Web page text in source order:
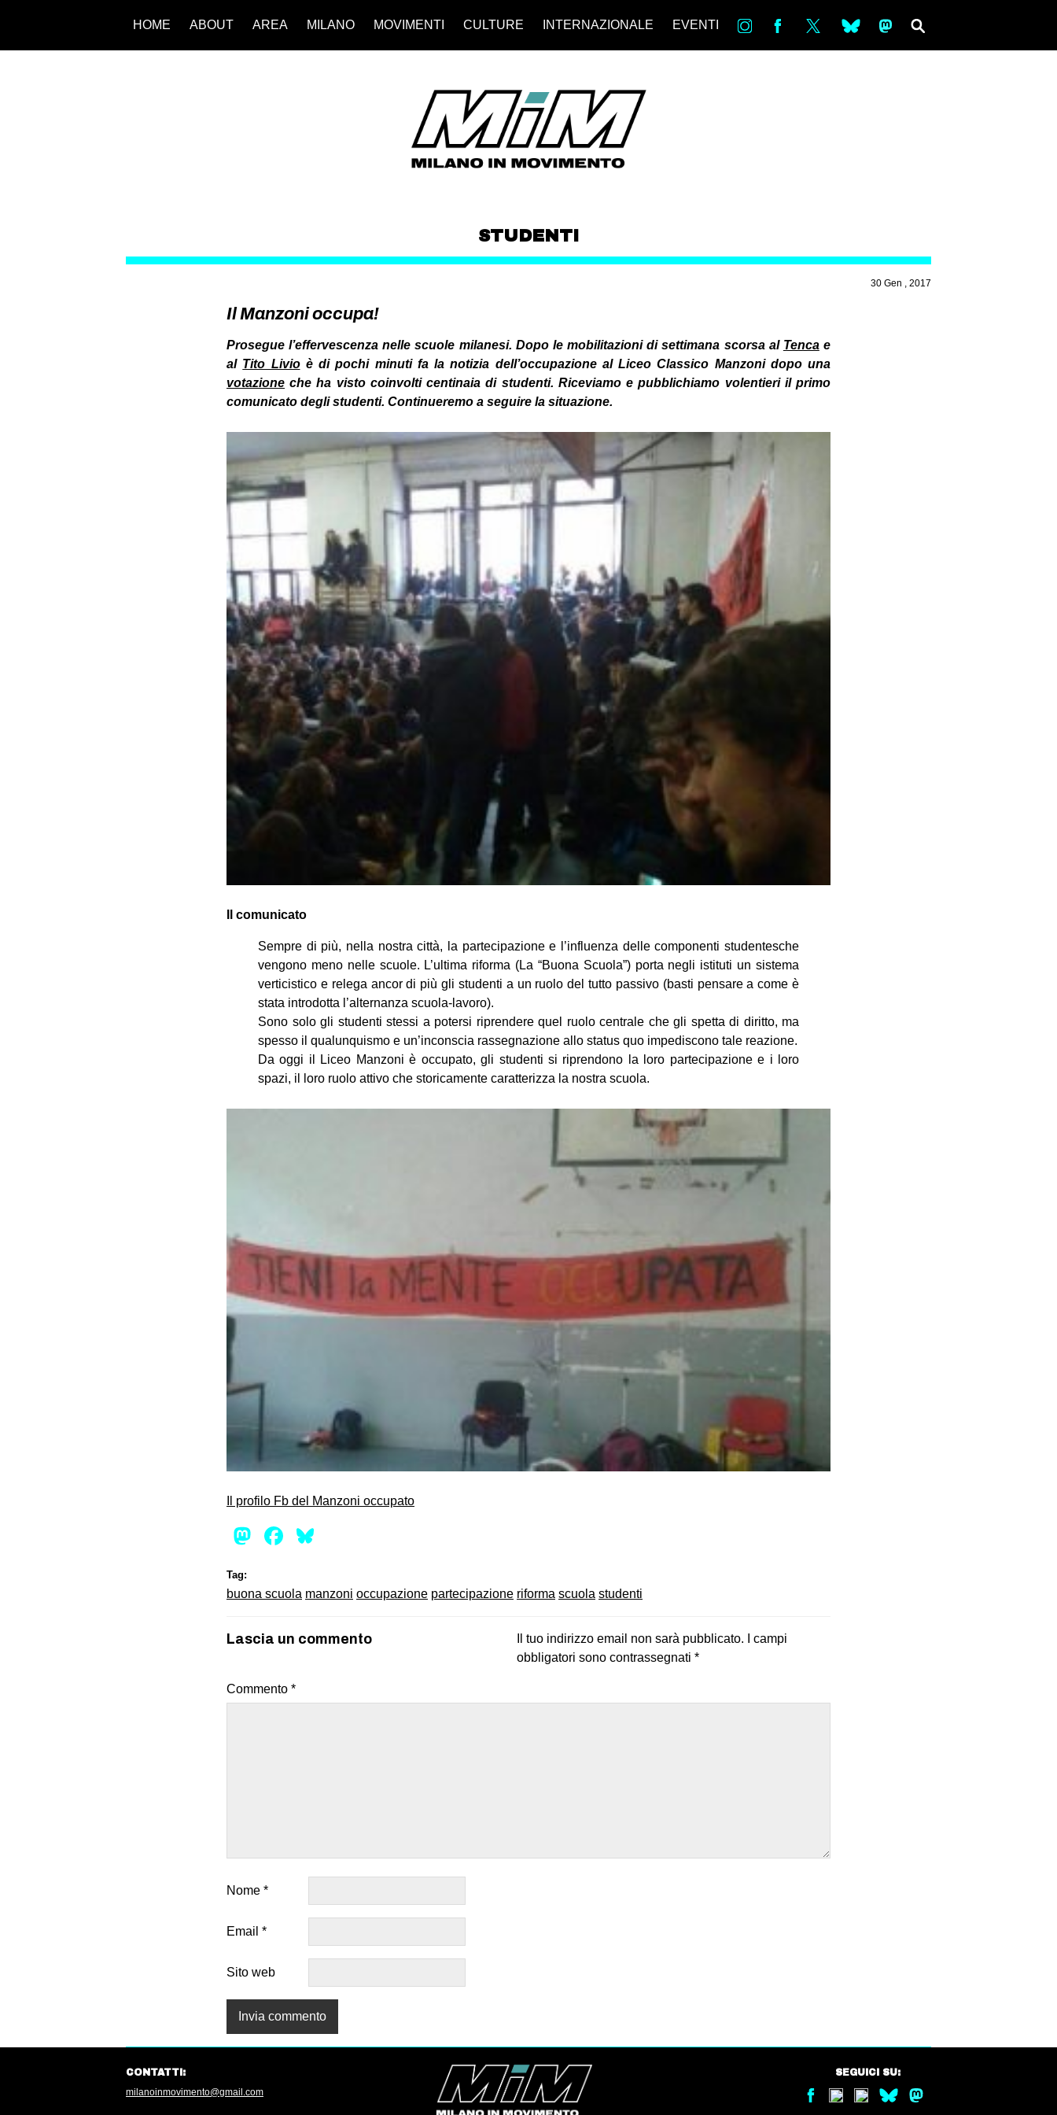
HOME ABOUT AREA MILANO MOVIMENTI CULTURE INTERNAZIONALE EVENTI in bsky ms
STUDENTI
30 Gen , 2017
Il Manzoni occupa!
Prosegue l’effervescenza nelle scuole milanesi. Dopo le mobilitazioni di settimana scorsa al Tencae
al Tito Livioè di pochi minuti fa la notizia dell’occupazione al Liceo Classico Manzoni dopo una
votazione che ha visto coinvolti centinaia di studenti. Riceviamo e pubblichiamo volentieri il primo
comunicato degli studenti. Continueremo a seguire la situazione.
Il comunicato
Sempre di più, nella nostra città, la partecipazione e l’influenza delle componenti studentesche
vengono meno nelle scuole. L’ultima riforma (La “Buona Scuola”) porta negli istituti un sistema
verticistico e relega ancor di più gli studenti a un ruolo del tutto passivo (basti pensare a come è
stata introdotta l’alternanza scuola-lavoro).
Sono solo gli studenti stessi a potersi riprendere quel ruolo centrale che gli spetta di diritto, ma
spesso il qualunquismo e un’inconscia rassegnazione allo status quo impediscono tale reazione.
Da oggi il Liceo Manzoni è occupato, gli studenti si riprendono la loro partecipazione e i loro
spazi, il loro ruolo attivo che storicamente caratterizza la nostra scuola.
Il profilo Fb del Manzoni occupato
Mastodon
Facebook
Tag:
buona scuola manzoni occupazione partecipazione riforma scuola studenti
Lascia un commento Il tuo indirizzo email non sarà pubblicato.
I campi
obbligatori sono contrassegnati *
Commento *
Nome *
Email *
Sito web
CONTATTI:
milanoinmovimento@gmail.com
SEGUICI SU: